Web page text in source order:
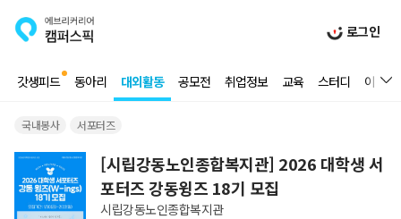
로그인
갓생피드 동아리 대외활동 공모전 취업정보 교육 스터디 이벤트
국내봉사 서포터즈
[시립강동노인종합복지관] 2026 대학생 서
포터즈 강동윙즈 18기 모집
시립강동노인종합복지관